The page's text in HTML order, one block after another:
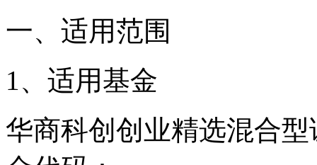
一、适用范围
1、适用基金
华商科创创业精选混合